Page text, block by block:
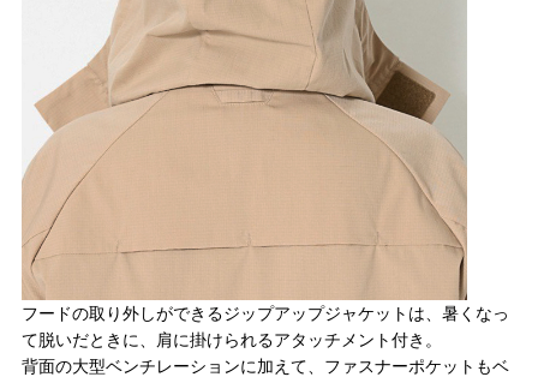
フードの取り外しができるジップアップジャケットは、暑くなっ
て脱いだときに、肩に掛けられるアタッチメント付き。
背面の大型ベンチレーションに加えて、ファスナーポケットもベ